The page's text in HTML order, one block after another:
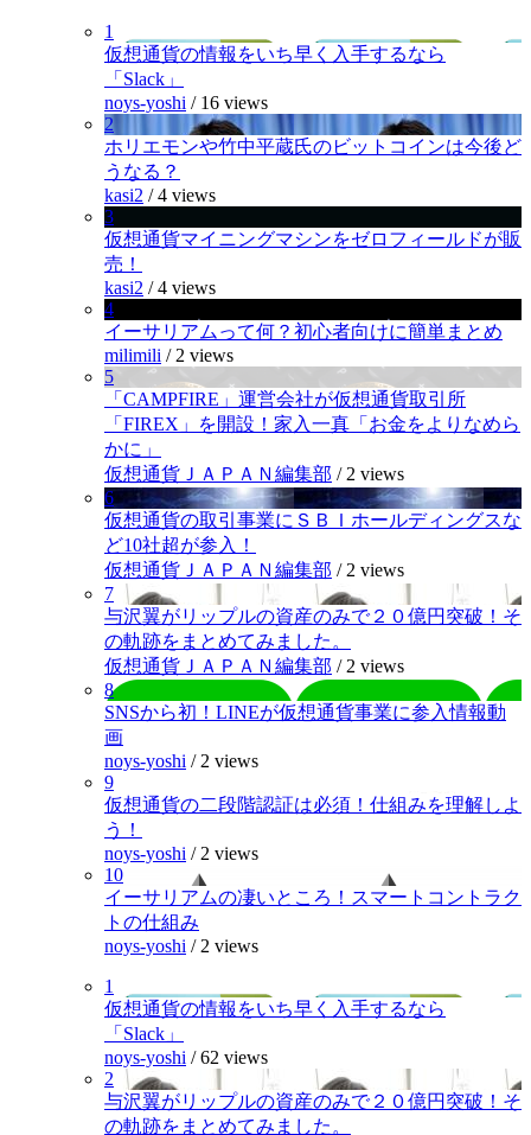
1
仮想通貨の情報をいち早く入手するなら
「Slack」
noys-yoshi / 16 views
2
ホリエモンや竹中平蔵氏のビットコインは今後ど
うなる？
kasi2 /4 views
3
仮想通貨マイニングマシンをゼロフィールドが販
売！
kasi2 /4 views
4
イーサリアムって何？初心者向けに簡単まとめ
milimili / 2 views
5
「CAMPFIRE」運営会社が仮想通貨取引所
「FIREX」を開設！家入一真「お金をよりなめら
かに」
仮想通貨ＪＡＰＡＮ編集部 / 2 views
6
仮想通貨の取引事業にＳＢＩホールディングスな
ど10社超が参入！
仮想通貨ＪＡＰＡＮ編集部 / 2 views
7
与沢翼がリップルの資産のみで２０億円突破！そ
の軌跡をまとめてみました。
仮想通貨ＪＡＰＡＮ編集部 / 2 views
8
SNSから初！LINEが仮想通貨事業に参入情報動
画
noys-yoshi / 2 views
9
仮想通貨の二段階認証は必須！仕組みを理解しよ
う！
noys-yoshi / 2 views
10
イーサリアムの凄いところ！スマートコントラク
トの仕組み
noys-yoshi / 2 views
1
仮想通貨の情報をいち早く入手するなら
「Slack」
noys-yoshi /62 views
2
与沢翼がリップルの資産のみで２０億円突破！そ
の軌跡をまとめてみました。